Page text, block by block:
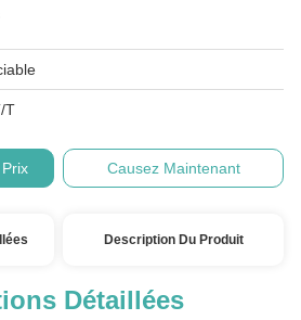
T
Causez Maintenant
Description Du Produit
Détaillées